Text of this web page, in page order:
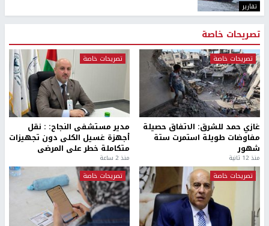
تقارير
تصريحات خاصة
تصريحات خاصة
غازي حمد للشرق: الاتفاق حصيلة
مفاوضات طويلة استمرت ستة
شهور
منذ 12 ثانية
تصريحات خاصة
مدير مستشفى النجاح: : نقل
أجهزة غسيل الكلى دون تجهيزات
متكاملة خطر على المرضى
منذ 2 ساعة
تصريحات خاصة
تصريحات خاصة